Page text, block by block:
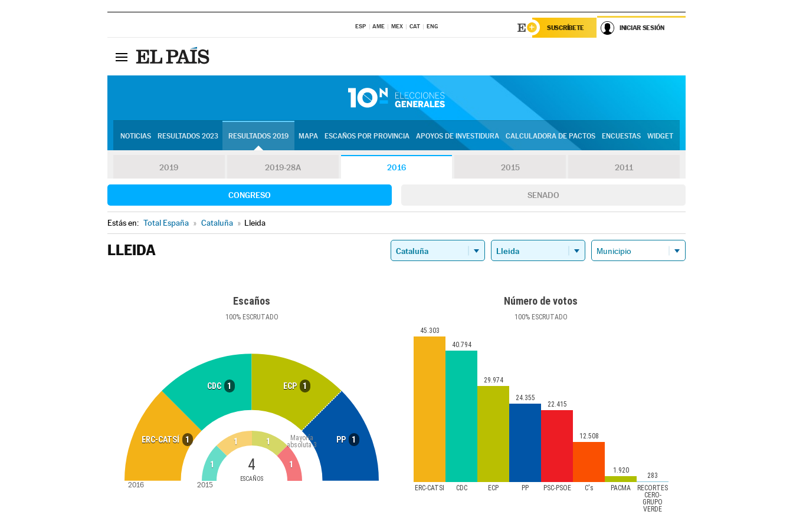
ESP AME MEX CAT ENG SUSCRÍBETE INICIAR SESIÓN
NOTICIAS RESULTADOS 2023 RESULTADOS 2019 MAPA ESCAÑOS POR PROVINCIA APOYOS DE INVESTIDURA CALCULADORA DE PACTOS ENCUESTAS WIDGET
2019 2019-28A 2016 2015 2011
CONGRESO SENADO
Estás en: Total España » Cataluña » Lleida
LLEIDA
Escaños
100%ESCRUTADO
ERC-CATSÍ 1
CDC 1 ECP 1
PP 1
4
ESCAÑOS
Mayoría
absoluta3
1
1 1
1
2016 2015
Número de votos
100%ESCRUTADO
ERC-CATSÍ CDC ECP PP PSC-PSOE C's PACMA
RECORTES
CERO-
GRUPO
VERDE
45.303
40.794
29.974
24.355
22.415
12.508
1.920
283